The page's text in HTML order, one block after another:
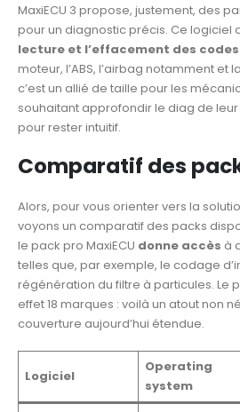
MaxiECU 3 propose, justement, des
pour un diagnostic précis. Ce logiciel
lecture et l’effacement des
moteur, l’ABS, l’airbag notamment et
c’est un allié de taille pour les
souhaitant approfondir le diag de
pour rester intuitif.
Comparatif des
Alors, pour vous orienter vers la
voyons un comparatif des packs
le pack pro MaxiECU donne accès à
telles que, par exemple, le codage
régénération du filtre à particules. Le
effet 18 marques : voilà un atout non
couverture aujourd’hui étendue.
Logiciel
Operating
system